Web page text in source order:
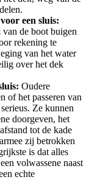
een sluis:
de boot buigen
rekening te
van het water
over het dek
Oudere
of het passeren van
Ze kunnen
doorgeven, het
tot de kade
zij betrokken
is dat alles
volwassene naast
echte